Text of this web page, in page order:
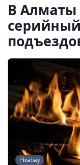
В Алматы
Pixabay